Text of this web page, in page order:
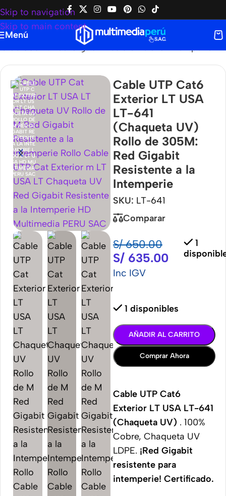
Skip to navigation
Skip to main content
Menú
de 305M: Red Gigabit Resistente a la Intemperie
Cable UTP Cat6
Exterior LT USA
LT-641
(Chaqueta UV)
Rollo de 305M:
Red Gigabit
Resistente a la
Intemperie
SKU: LT-641
Comparar
S/650.00
S/ 635.00
Inc IGV
1
1 disponibles
AÑADIR AL CARRITO
Comprar Ahora
Cable UTP Cat6
Exterior LT USA LT-641
(Chaqueta UV) . 100%
Cobre, Chaqueta UV
LDPE. ¡Red Gigabit
resistente para
intemperie! Certificado.